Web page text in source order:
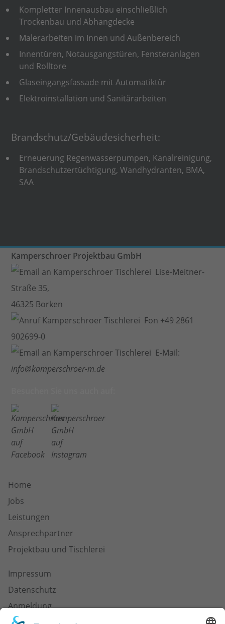
Kompletter Innenausbau einschließlich
Trockenbau und Abhangdecke
Malerarbeiten im Innen und Außenbereich
Innentüren, Notausgangstüren, Fensteranlagen
und Rolltore
Glaseingangsfassade mit Automatiktür
Elektroinstallation und Sanitärarbeiten
Brandschutz/Gebäudesicherheit:
Erneuerung Regenwasserpumpen, Kanalreinigung,
Brandschutzertüchtigung, Wandhydranten, BMA,
SAA
Kamperschroer Projektbau GmbH
Lise-Meitner-
Straße 35,
46325 Borken
Fon +49 2861
902699-0
E-Mail:
info@kamperschroer-m.de
Home
Jobs
Leistungen
Ansprechpartner
Projektbau und Tischlerei
Impressum
Datenschutz
Anmeldung